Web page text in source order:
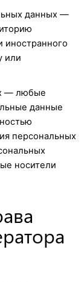
данных —
иностранного
или
— любые
данные
персональных
носители